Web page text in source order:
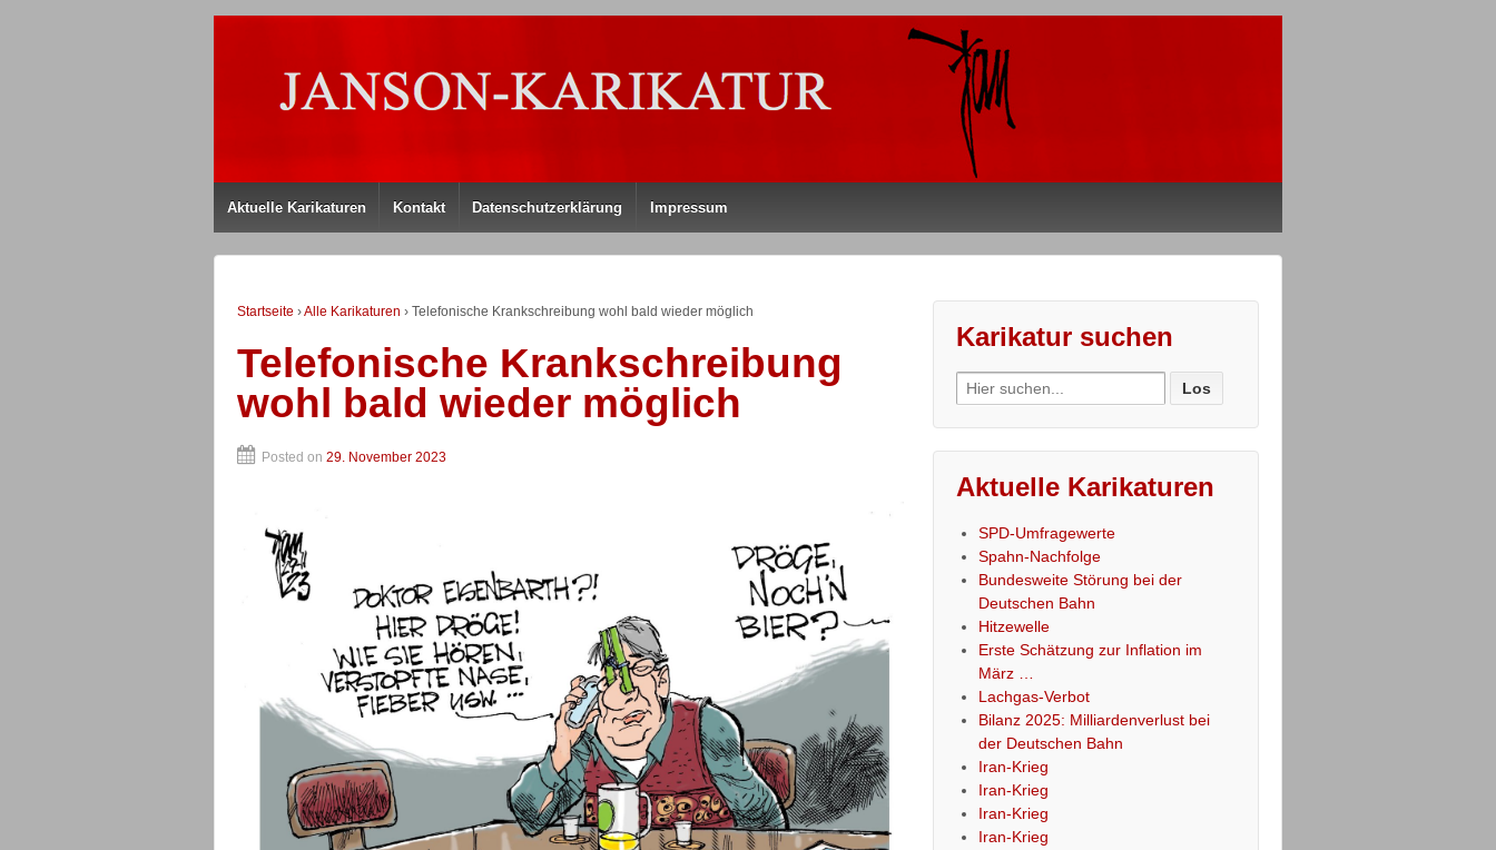
Aktuelle Karikaturen Kontakt Datenschutzerklärung Impressum
Startseite ›Alle Karikaturen › Telefonische Krankschreibung wohl bald wieder möglich
Telefonische Krankschreibung
wohl bald wieder möglich
Posted on 29. November 2023
Karikatur suchen
Search
for:
Aktuelle Karikaturen
SPD-Umfragewerte
Spahn-Nachfolge
Bundesweite Störung bei der
Deutschen Bahn
Hitzewelle
Erste Schätzung zur Inflation im
März …
Lachgas-Verbot
Bilanz 2025: Milliardenverlust bei
der Deutschen Bahn
Iran-Krieg
Iran-Krieg
Iran-Krieg
Iran-Krieg